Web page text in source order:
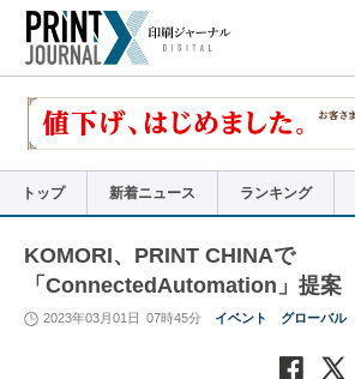
で
リ
トップ 新着ニュース ランキング
KOMORI、PRINT CHINAで
「ConnectedAutomation」提案
2023年03月01日 07時45分 イベント グローバル